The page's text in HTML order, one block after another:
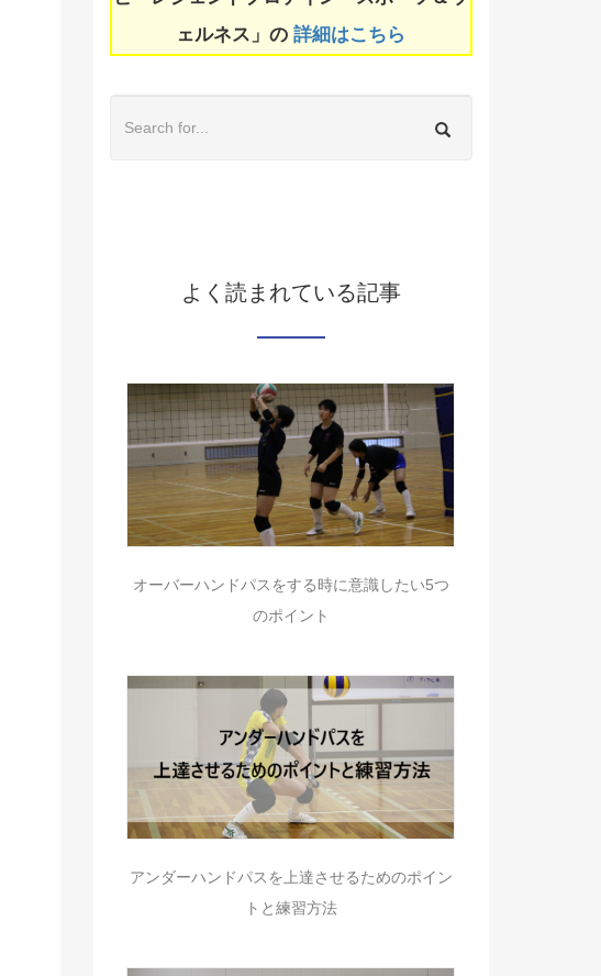
ェルネス」の詳細はこちら
よく読まれている記事
オーバーハンドパスをする時に意識したい5つ
のポイント
アンダーハンドパスを上達させるためのポイン
トと練習方法